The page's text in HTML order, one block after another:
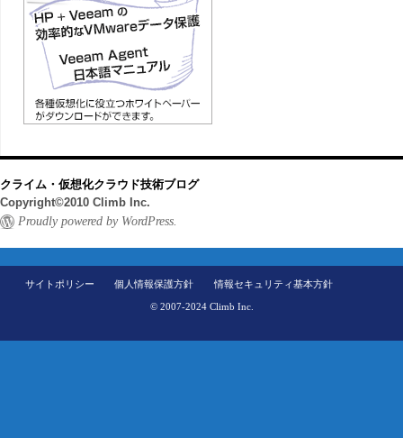
クライム・仮想化クラウド技術ブログ
Copyright©2010 Climb Inc.
Proudly powered by WordPress.
サイトポリシー 個人情報保護方針 情報セキュリティ基本方針
© 2007-2024 Climb Inc.